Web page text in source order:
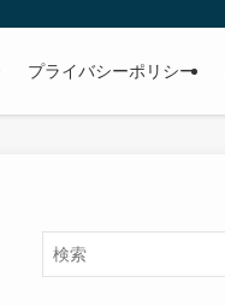
プライバシーポリシー